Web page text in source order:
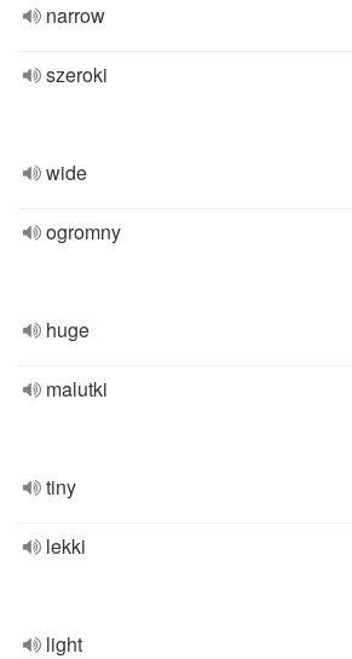
narrow
szeroki
wide
ogromny
huge
malutki
tiny
lekki
light